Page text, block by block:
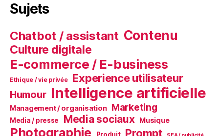
Sujets
Chatbot / assistant Contenu
Culture digitale
E-commerce / E-business
Ethique / vie privée Experience utilisateur
Humour Intelligence artificielle
Management / organisation Marketing
Media / presse Media sociaux Musique
Photographie Prompt